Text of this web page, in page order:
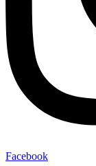
Facebook